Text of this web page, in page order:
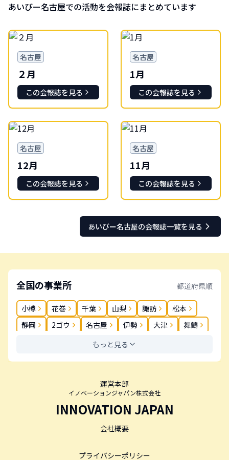
あいびー名古屋での活動を会報誌にまとめています
名古屋
２月
この会報誌を見る
名古屋
1月
この会報誌を見る
名古屋
12月
この会報誌を見る
名古屋
11月
この会報誌を見る
あいびー名古屋の会報誌一覧を見る
全国の事業所 都道府県順
小樽 花巻 千葉 山梨 諏訪
松本
静岡
2ゴウ 名古屋 伊勢 大津
舞鶴
松茂 高松
もっと見る
運営本部
イノベーションジャパン株式会社
INNOVATION JAPAN
会社概要
プライバシーポリシー